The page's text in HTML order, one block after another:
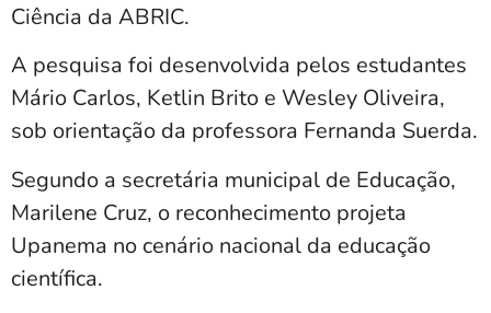
Ciência da ABRIC.
A pesquisa foi desenvolvida pelos estudantes
Mário Carlos, Ketlin Brito e Wesley Oliveira,
sob orientação da professora Fernanda Suerda.
Segundo a secretária municipal de Educação,
Marilene Cruz, o reconhecimento projeta
Upanema no cenário nacional da educação
científica.